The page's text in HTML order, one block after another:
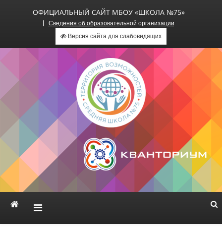
ОФИЦИАЛЬНЫЙ САЙТ МБОУ «ШКОЛА №75»
Сведения об образовательной организации
Версия сайта для слабовидящих
Официальный сайт МБОУ
«Школа №75»